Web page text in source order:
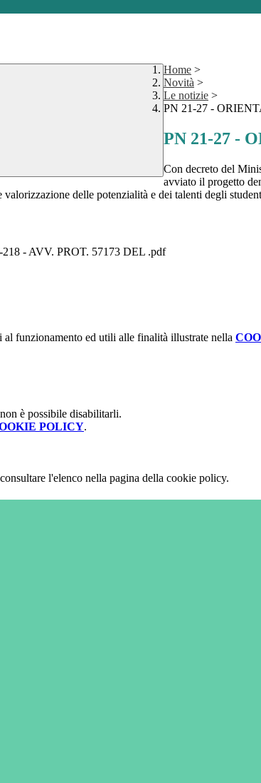
Home >
Novità >
Le notizie >
PN 21-27 -
PN 21-27 -
Con decreto del
avviato il progetto
delle potenzialità e dei talenti degli
- AVV. PROT. 57173 DEL .pdf
funzionamento ed utili alle finalità illustrate nella
è possibile disabilitarli.
POLICY.
l'elenco nella pagina della cookie policy.